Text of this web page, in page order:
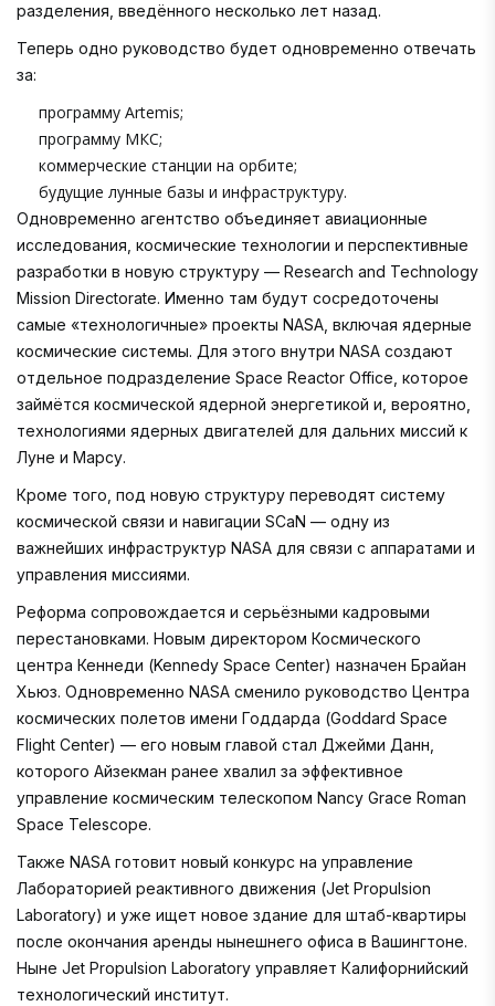
разделения, введённого несколько лет назад.
Теперь одно руководство будет одновременно отвечать
за:
программу Artemis;
программу МКС;
коммерческие станции на орбите;
будущие лунные базы и инфраструктуру.
Одновременно агентство объединяет авиационные
исследования, космические технологии и перспективные
разработки в новую структуру — Research and Technology
Mission Directorate. Именно там будут сосредоточены
самые «технологичные» проекты NASA, включая ядерные
космические системы. Для этого внутри NASA создают
отдельное подразделение Space Reactor Office, которое
займётся космической ядерной энергетикой и, вероятно,
технологиями ядерных двигателей для дальних миссий к
Луне и Марсу.
Кроме того, под новую структуру переводят систему
космической связи и навигации SCaN — одну из
важнейших инфраструктур NASA для связи с аппаратами и
управления миссиями.
Реформа сопровождается и серьёзными кадровыми
перестановками. Новым директором Космического
центра Кеннеди (Kennedy Space Center) назначен Брайан
Хьюз. Одновременно NASA сменило руководство Центра
космических полетов имени Годдарда (Goddard Space
Flight Center) — его новым главой стал Джейми Данн,
которого Айзекман ранее хвалил за эффективное
управление космическим телескопом Nancy Grace Roman
Space Telescope.
Также NASA готовит новый конкурс на управление
Лабораторией реактивного движения (Jet Propulsion
Laboratory) и уже ищет новое здание для штаб-квартиры
после окончания аренды нынешнего офиса в Вашингтоне.
Ныне Jet Propulsion Laboratory управляет Калифорнийский
технологический институт.